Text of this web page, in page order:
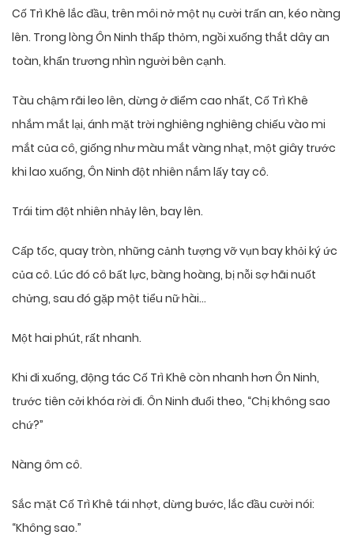
Cố Trì Khê lắc đầu, trên môi nở một nụ cười trấn an, kéo nàng
lên. Trong lòng Ôn Ninh thấp thỏm, ngồi xuống thắt dây an
toàn, khẩn trương nhìn người bên cạnh.
Tàu chậm rãi leo lên, dừng ở điểm cao nhất, Cố Trì Khê
nhắm mắt lại, ánh mặt trời nghiêng nghiêng chiếu vào mi
mắt của cô, giống như màu mắt vàng nhạt, một giây trước
khi lao xuống, Ôn Ninh đột nhiên nắm lấy tay cô.
Trái tim đột nhiên nhảy lên, bay lên.
Cấp tốc, quay tròn, những cảnh tượng vỡ vụn bay khỏi ký ức
của cô. Lúc đó cô bất lực, bàng hoàng, bị nỗi sợ hãi nuốt
chửng, sau đó gặp một tiểu nữ hài…
Một hai phút, rất nhanh.
Khi đi xuống, động tác Cố Trì Khê còn nhanh hơn Ôn Ninh,
trước tiên cởi khóa rời đi. Ôn Ninh đuổi theo, “Chị không sao
chứ?”
Nàng ôm cô.
Sắc mặt Cố Trì Khê tái nhợt, dừng bước, lắc đầu cười nói:
“Không sao.”